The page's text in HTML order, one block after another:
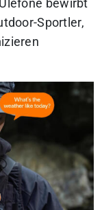
bewirbt
Sportler,